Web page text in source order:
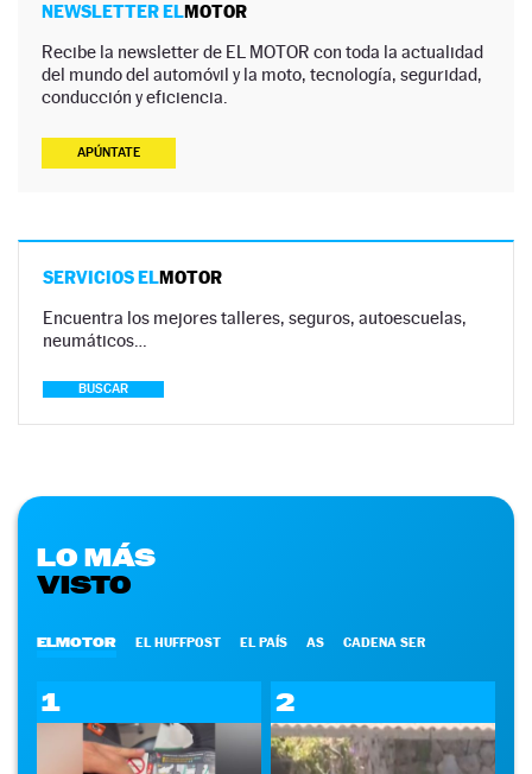
NEWSLETTER ELMOTOR
Recibe la newsletter de EL MOTOR con toda la actualidad
del mundo del automóvil y la moto, tecnología, seguridad,
conducción y eficiencia.
APÚNTATE
SERVICIOS ELMOTOR
Encuentra los mejores talleres, seguros, autoescuelas,
neumáticos…
BUSCAR
LO MÁS
VISTO
ELMOTOR EL HUFFPOST EL PAÍS AS CADENA SER
1 2